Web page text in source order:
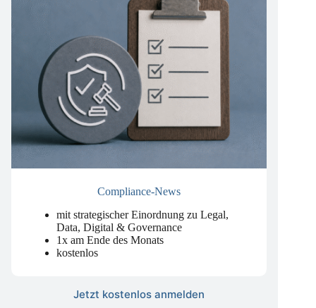
mit strategischer Einordnung zu Legal,
Data, Digital & Governance
1x am Ende des Monats